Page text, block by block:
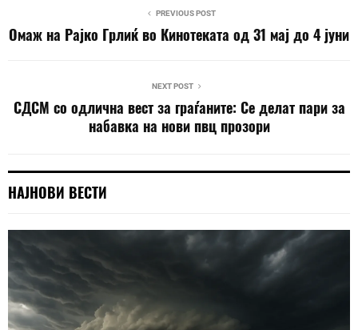
PREVIOUS POST
Омаж на Рајко Грлиќ во Кинотеката од 31 мај до 4 јуни
NEXT POST
СДСМ со одлична вест за граѓаните: Се делат пари за
набавка на нови пвц прозори
НАЈНОВИ ВЕСТИ